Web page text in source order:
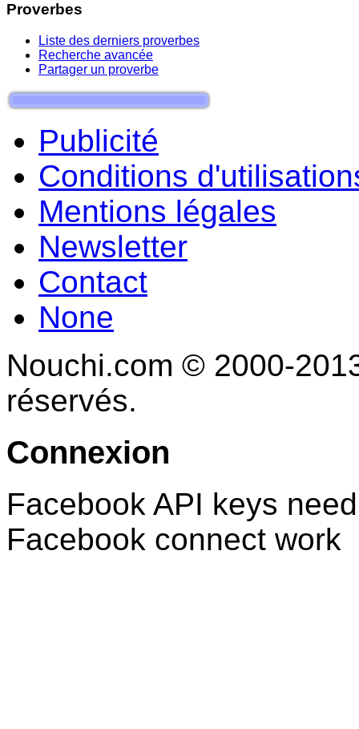
Proverbes
Liste des derniers proverbes
Recherche avancée
Partager un proverbe
Publicité
Conditions
Mentions légales
Newsletter
Contact
None
Nouchi.com © 2000-
réservés.
Connexion
Facebook API keys
Facebook connect work